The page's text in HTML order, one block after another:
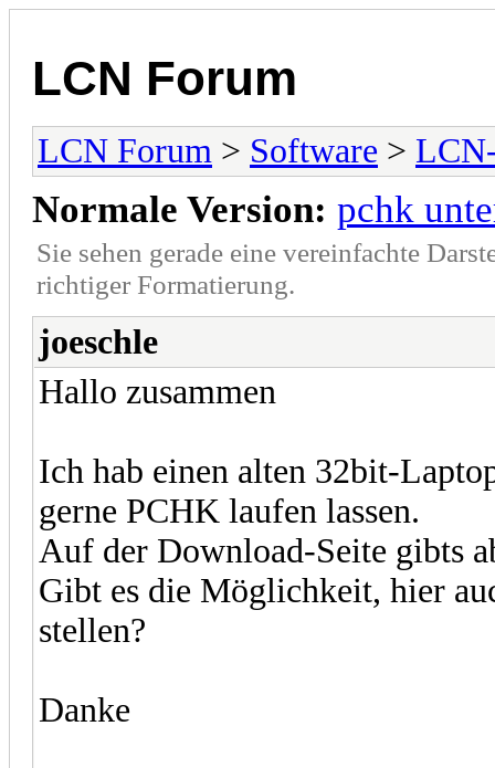
LCN Forum
LCN Forum > Software >
Normale Version: pchk
Sie sehen gerade eine vereinfachte
richtiger Formatierung.
joeschle
Hallo zusammen
Ich hab einen alten 32bit-
gerne PCHK laufen lassen.
Auf der Download-Seite gibts
Gibt es die Möglichkeit, hier
stellen?
Danke